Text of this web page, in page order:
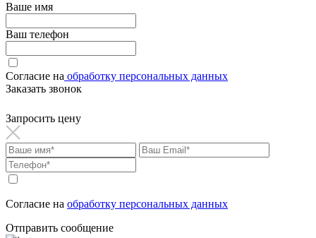
Ваше имя
Ваш телефон
Согласие на обработку персональных данных
Заказать звонок
Запросить цену
Согласие на обработку персональных данных
Отправить сообщение